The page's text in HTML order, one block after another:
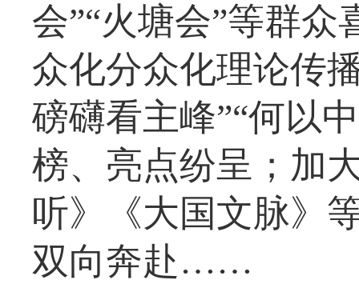
会”“火塘会”等群众
众化分众化理论传
磅礴看主峰”“何以
榜、亮点纷呈；加
听》《大国文脉》
双向奔赴……